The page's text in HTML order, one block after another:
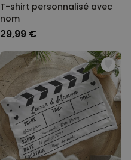
T-shirt personnalisé avec
nom
29,99 €